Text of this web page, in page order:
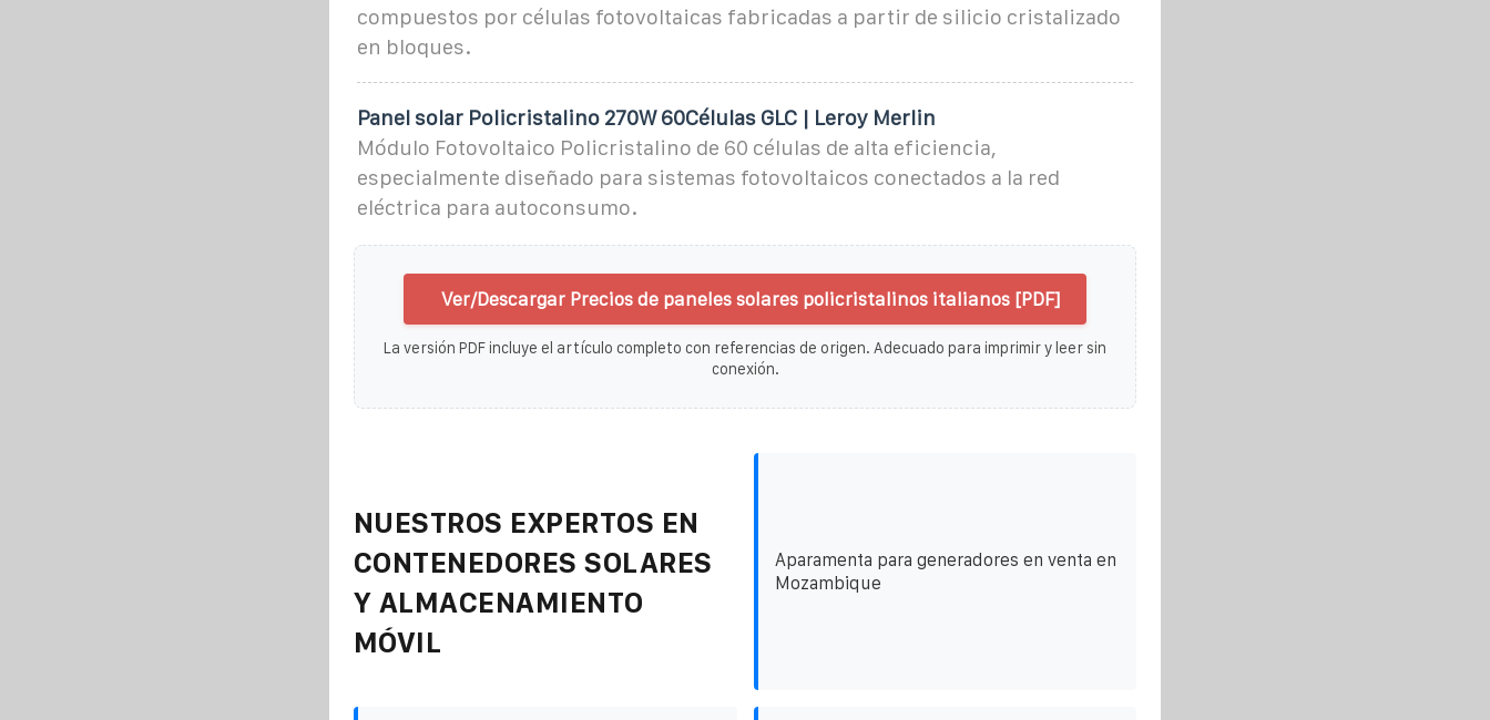
compuestos por células fotovoltaicas fabricadas a partir de silicio cristalizado
en bloques.
Panel solar Policristalino 270W 60Células GLC | Leroy Merlin
Módulo Fotovoltaico Policristalino de 60 células de alta eficiencia,
especialmente diseñado para sistemas fotovoltaicos conectados a la red
eléctrica para autoconsumo.
Ver/Descargar Precios de paneles solares policristalinos italianos [PDF]
La versión PDF incluye el artículo completo con referencias de origen. Adecuado para imprimir y leer sin
conexión.
NUESTROS EXPERTOS EN
CONTENEDORES SOLARES
Y ALMACENAMIENTO
MÓVIL
Aparamenta para generadores en venta en
Mozambique